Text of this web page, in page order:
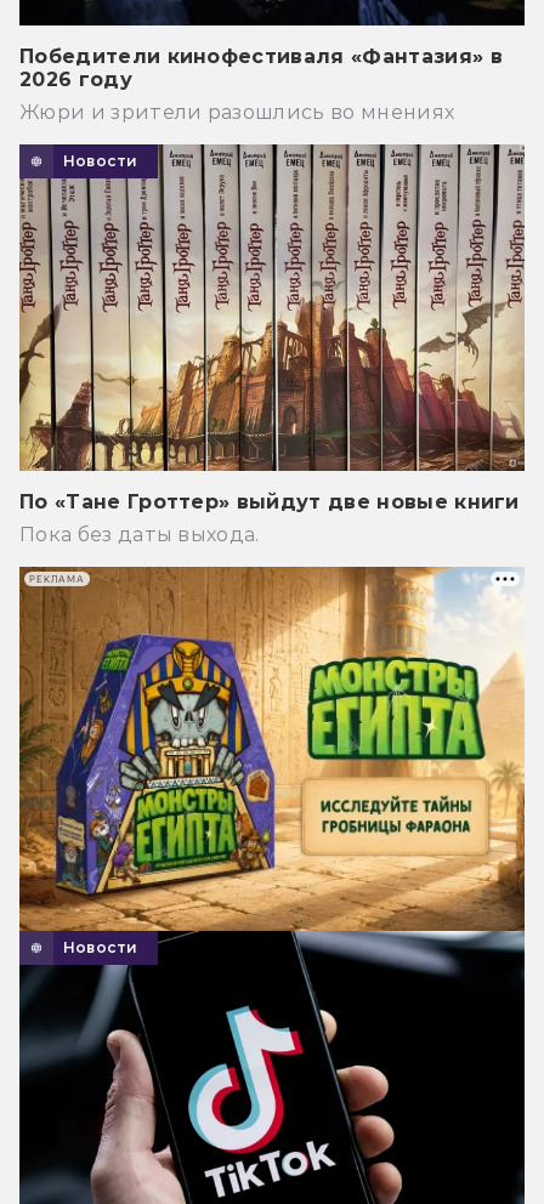
Победители кинофестиваля «Фантазия» в
2026 году
Жюри и зрители разошлись во мнениях
Новости
По «Тане Гроттер» выйдут две новые книги
Пока без даты выхода.
Новости
РЕКЛАМА